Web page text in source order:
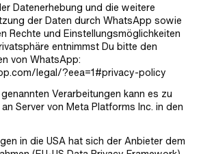
Datenerhebung und die weitere
der Daten durch WhatsApp sowie
Rechte und Einstellungsmöglichkeiten
entnimmst Du bitte den
von WhatsApp:
legal/?eea=1#privacy-policy
Verarbeitungen kann es zu
Server von Meta Platforms Inc. in den
in die USA hat sich der Anbieter dem